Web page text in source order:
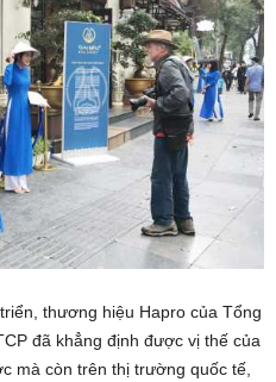
thương hiệu Hapro của Tổng
đã khẳng định được vị thế của
mà còn trên thị trường quốc tế,